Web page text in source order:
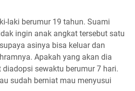
laki berumur 19 tahun. Suami
ingin anak angkat tersebut satu
asinya bisa keluar dan
Apakah yang akan dia
sewaktu berumur 7 hari.
sudah berniat mau menyusui